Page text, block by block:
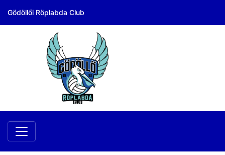
Gödöllői Röplabda Club